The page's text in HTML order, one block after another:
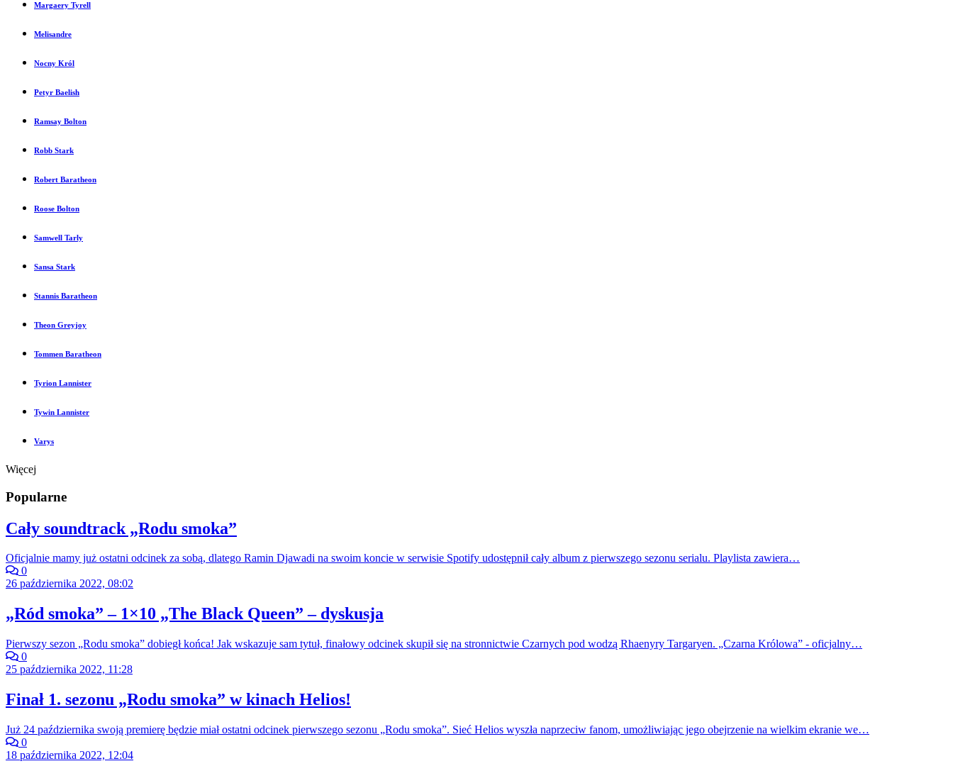
Margaery Tyrell
Melisandre
Nocny Król
Petyr Baelish
Ramsay Bolton
Robb Stark
Robert Baratheon
Roose Bolton
Samwell Tarly
Sansa Stark
Stannis Baratheon
Theon Greyjoy
Tommen Baratheon
Tyrion Lannister
Tywin Lannister
Varys
Więcej
Popularne
Cały soundtrack „Rodu smoka”
Oficjalnie mamy już ostatni odcinek za sobą, dlatego Ramin Djawadi na swoim koncie w serwisie Spotify udostępnił cały album z pierwszego sezonu serialu. Playlista zawiera…
0
26 października 2022, 08:02
„Ród smoka” – 1×10 „The Black Queen” – dyskusja
Pierwszy sezon „Rodu smoka” dobiegł końca! Jak wskazuje sam tytuł, finałowy odcinek skupił się na stronnictwie Czarnych pod wodzą Rhaenyry Targaryen. „Czarna Królowa” - oficjalny…
0
25 października 2022, 11:28
Finał 1. sezonu „Rodu smoka” w kinach Helios!
Już 24 października swoją premierę będzie miał ostatni odcinek pierwszego sezonu „Rodu smoka”. Sieć Helios wyszła naprzeciw fanom, umożliwiając jego obejrzenie na wielkim ekranie we…
0
18 października 2022, 12:04